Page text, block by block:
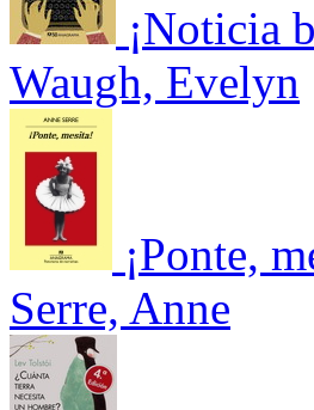
¡Noticia
Waugh, Evelyn
¡Ponte,
Serre, Anne